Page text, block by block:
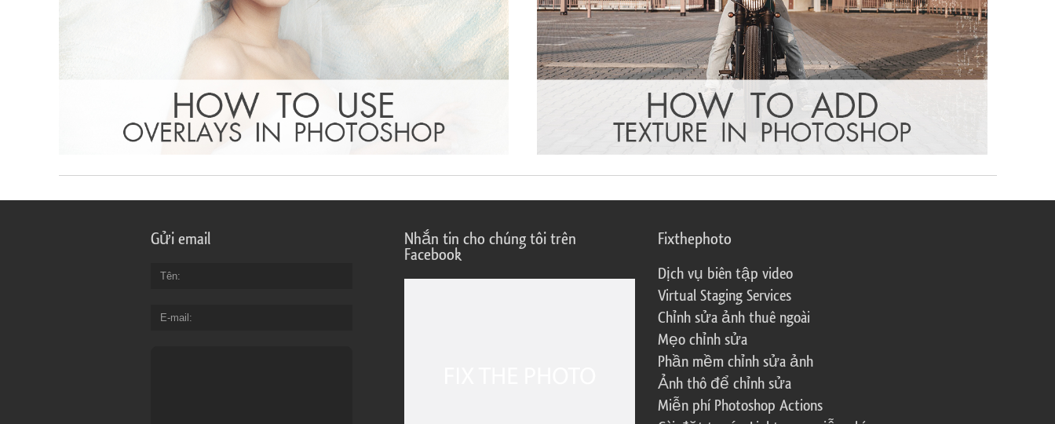
Gửi email
Tên
E-mail
Nhắn tin cho chúng tôi trên
Facebook
Fixthephoto
Dịch vụ biên tập video
Virtual Staging Services
Chỉnh sửa ảnh thuê ngoài
Mẹo chỉnh sửa
Phần mềm chỉnh sửa ảnh
Ảnh thô để chỉnh sửa
Miễn phí Photoshop Actions